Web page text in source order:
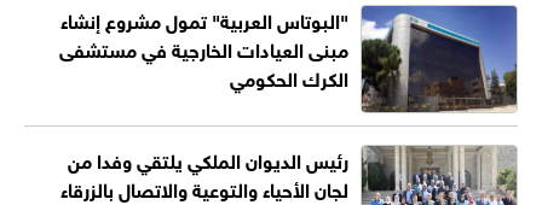
"البوتاس العربية" تمول مشروع إنشاء
مبنى العيادات الخارجية في مستشفى
الكرك الحكومي
رئيس الديوان الملكي يلتقي وفدا من
لجان الأحياء والتوعية والاتصال بالزرقاء